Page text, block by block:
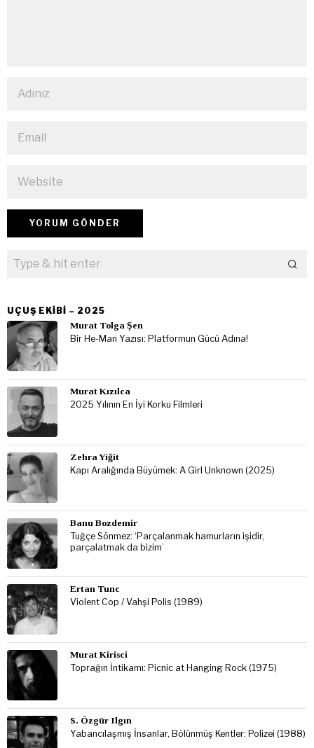
UÇUŞ EKIBI – 2025
Murat Tolga Şen
Bir He-Man Yazısı: Platformun Gücü Adına!
Murat Kızılca
2025 Yılının En İyi Korku Filmleri
Zehra Yiğit
Kapı Aralığında Büyümek: A Girl Unknown (2025)
Banu Bozdemir
Tuğçe Sönmez: ‘Parçalanmak hamurların işidir,
parçalatmak da bizim’
Ertan Tunc
Violent Cop / Vahşi Polis (1989)
Murat Kirisci
Toprağın İntikamı: Picnic at Hanging Rock (1975)
S. Özgür Ilgın
Yabancılaşmış İnsanlar, Bölünmüş Kentler: Polizei (1988)